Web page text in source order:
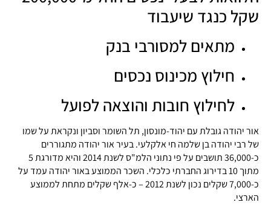
שקל כנגד שיעבוד
מתאים למסורבי בנק
חילוץ מכינוס נכסים
לחילוץ חובות והוצאה לפועל
אור יהודה גובלת עם יהוד-מונסון, תל השומר וסביון ונקראת על שמו
של רבי יהודה בן שלמה חי אלקלעי. בעיר אור יהודה מתגוררים
כ-36,000 תושבים על פי נתוני הלמ"ס לשנת 2014 והיא מדורגת 5
מתוך 10 בדירוג החברתי כלכלי. השכר הממוצע באור יהודה עמד על
כ-7,000 שקלים נכון לשנת 2012 – כ-אלף שקלים מתחת לממוצע
הארצי.